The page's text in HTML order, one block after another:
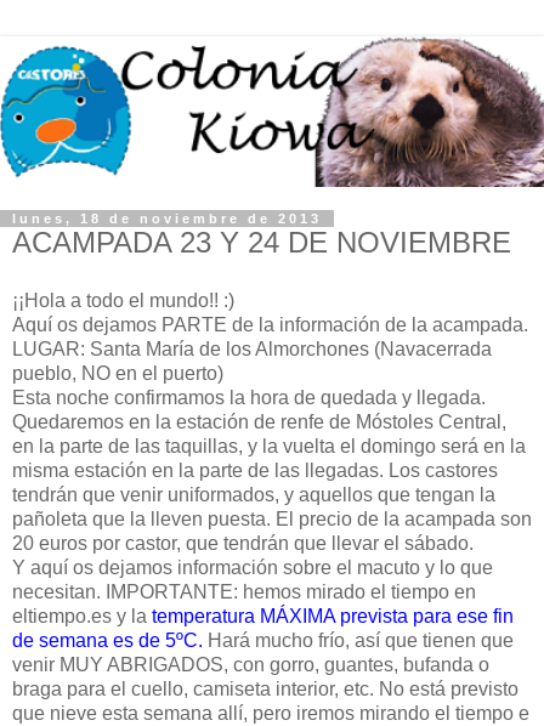
lunes, 18 de noviembre de 2013
ACAMPADA 23 Y 24 DE NOVIEMBRE
¡¡Hola a todo el mundo!! :)
Aquí os dejamos PARTE de la información de la acampada.
LUGAR: Santa María de los Almorchones (Navacerrada
pueblo, NO en el puerto)
Esta noche confirmamos la hora de quedada y llegada.
Quedaremos en la estación de renfe de Móstoles Central,
en la parte de las taquillas, y la vuelta el domingo será en la
misma estación en la parte de las llegadas. Los castores
tendrán que venir uniformados, y aquellos que tengan la
pañoleta que la lleven puesta. El precio de la acampada son
20 euros por castor, que tendrán que llevar el sábado.
Y aquí os dejamos información sobre el macuto y lo que
necesitan. IMPORTANTE: hemos mirado el tiempo en
eltiempo.es y la temperatura MÁXIMA prevista para ese fin
de semana es de 5ºC. Hará mucho frío, así que tienen que
venir MUY ABRIGADOS, con gorro, guantes, bufanda o
braga para el cuello, camiseta interior, etc. No está previsto
que nieve esta semana allí, pero iremos mirando el tiempo e